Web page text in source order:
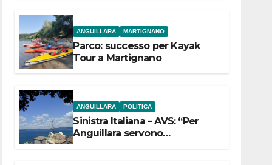
ANGUILLARA MARTIGNANO
Parco: successo per Kayak
Tour a Martignano
ANGUILLARA POLITICA
Sinistra Italiana – AVS: “Per
Anguillara servono